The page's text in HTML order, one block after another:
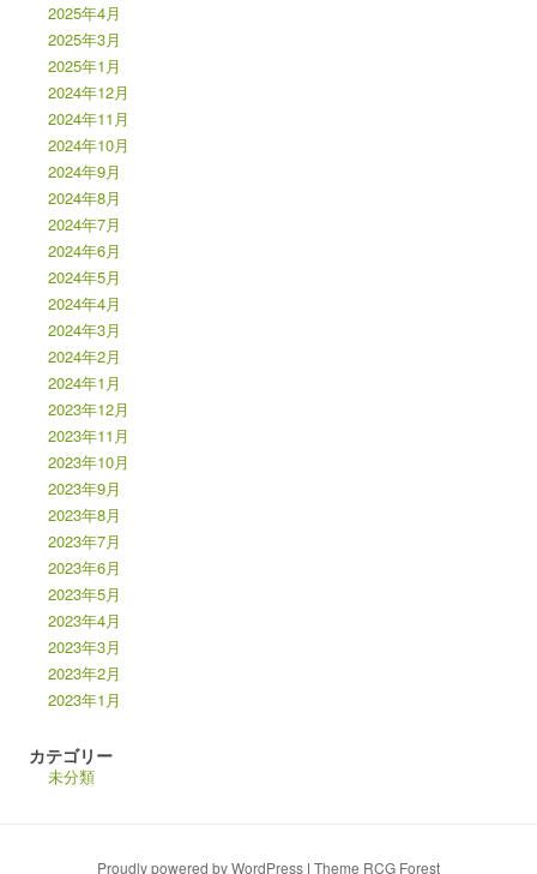
2025年4月
2025年3月
2025年1月
2024年12月
2024年11月
2024年10月
2024年9月
2024年8月
2024年7月
2024年6月
2024年5月
2024年4月
2024年3月
2024年2月
2024年1月
2023年12月
2023年11月
2023年10月
2023年9月
2023年8月
2023年7月
2023年6月
2023年5月
2023年4月
2023年3月
2023年2月
2023年1月
カテゴリー
未分類
Proudly powered by WordPress | Theme RCG Forest